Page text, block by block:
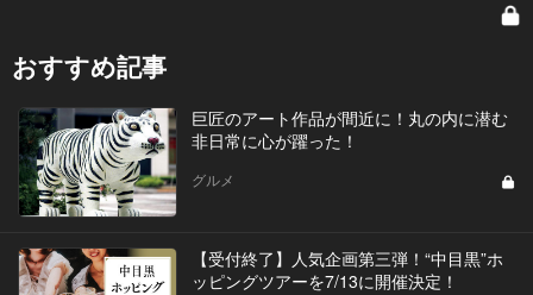
おすすめ記事
巨匠のアート作品が間近に！丸の内に潜む
非日常に心が躍った！
グルメ
【受付終了】人気企画第三弾！“中目黒”ホ
ッピングツアーを7/13に開催決定！